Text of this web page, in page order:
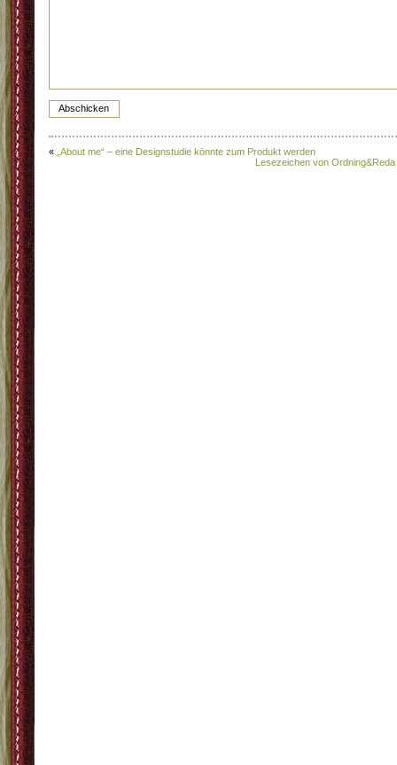
« „About me“ – eine Designstudie könnte zum Produkt werden
Lesezeichen von Ordning&Reda